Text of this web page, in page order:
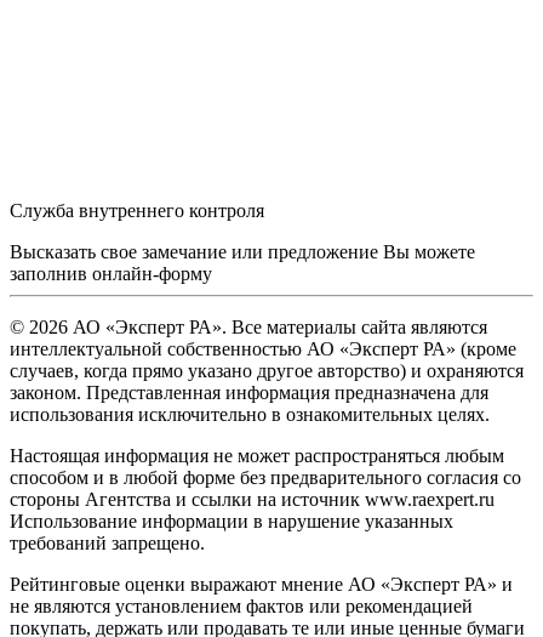
Служба внутреннего контроля
Высказать свое замечание или предложение Вы можете
заполнив онлайн-форму
© 2026 АО «Эксперт РА». Все материалы сайта являются
интеллектуальной собственностью АО «Эксперт РА» (кроме
случаев, когда прямо указано другое авторство) и охраняются
законом. Представленная информация предназначена для
использования исключительно в ознакомительных целях.
Настоящая информация не может распространяться любым
способом и в любой форме без предварительного согласия со
стороны Агентства и ссылки на источник www.raexpert.ru
Использование информации в нарушение указанных
требований запрещено.
Рейтинговые оценки выражают мнение АО «Эксперт РА» и
не являются установлением фактов или рекомендацией
покупать, держать или продавать те или иные ценные бумаги